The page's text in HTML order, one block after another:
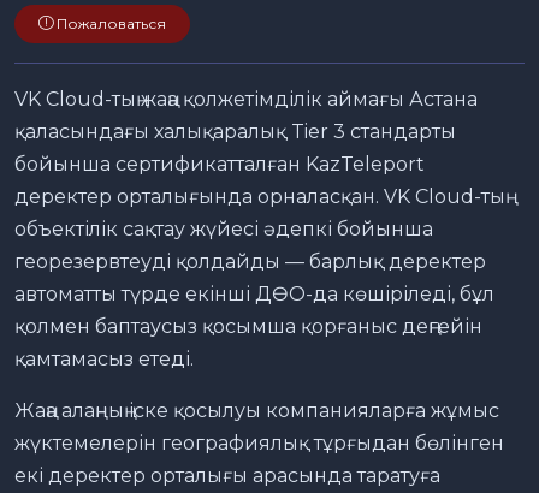
Пожаловаться
VK Cloud-тың жаңа қолжетімділік аймағы Астана
қаласындағы халықаралық Tier 3 стандарты
бойынша сертификатталған KazTeleport
деректер орталығында орналасқан. VK Cloud-тың
объектілік сақтау жүйесі әдепкі бойынша
георезервтеуді қолдайды — барлық деректер
автоматты түрде екінші ДӨО-да көшіріледі, бұл
қолмен баптаусыз қосымша қорғаныс деңгейін
қамтамасыз етеді.
Жаңа алаңның іске қосылуы компанияларға жұмыс
жүктемелерін географиялық тұрғыдан бөлінген
екі деректер орталығы арасында таратуға